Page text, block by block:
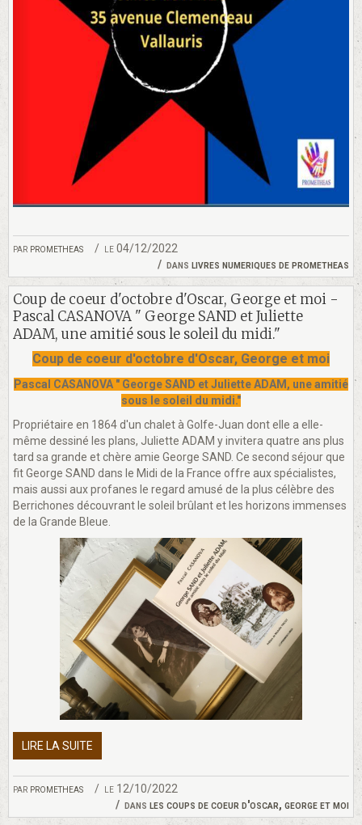
par prometheas
le 04/12/2022
dans livres numeriques de prometheas
Coup de coeur d'octobre d'Oscar, George et moi -
Pascal CASANOVA " George SAND et Juliette
ADAM, une amitié sous le soleil du midi."
par prometheas
le 12/10/2022
dans les coups de coeur d'oscar, george et moi
Coup de coeur d'octobre d'Oscar, George et moi
Pascal CASANOVA " George SAND et Juliette ADAM, une amitié
sous le soleil du midi."
Propriétaire en 1864 d'un chalet à Golfe-Juan dont elle a elle-
même dessiné les plans, Juliette ADAM y invitera quatre ans plus
tard sa grande et chère amie George SAND. Ce second séjour que
fit George SAND dans le Midi de la France offre aux spécialistes,
mais aussi aux profanes le regard amusé de la plus célèbre des
Berrichones découvrant le soleil brûlant et les horizons immenses
de la Grande Bleue.
LIRE LA SUITE